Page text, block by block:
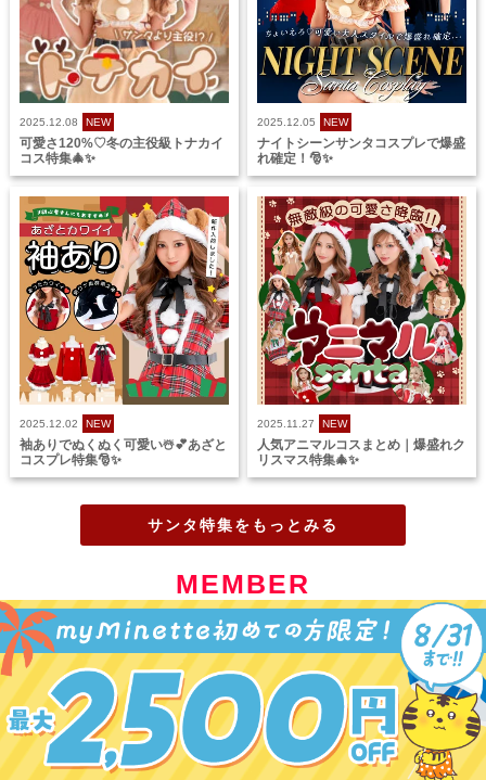
2025.12.08 NEW
可愛さ120%♡冬の主役級トナカイ
コス特集🎄✨
2025.12.05 NEW
ナイトシーンサンタコスプレで爆盛
れ確定！🎅✨
2025.12.02 NEW
袖ありでぬくぬく可愛い☃️💕あざと
コスプレ特集🎅✨
2025.11.27 NEW
人気アニマルコスまとめ｜爆盛れク
リスマス特集🎄✨
サンタ特集をもっとみる
MEMBER